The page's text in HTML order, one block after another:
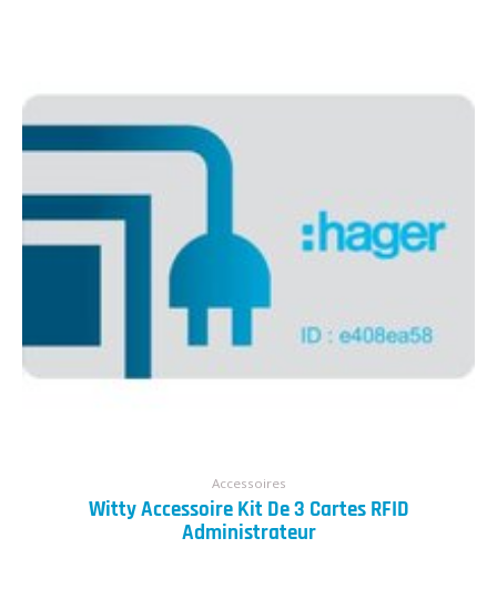
Accessoires
Witty Accessoire Kit De 3 Cartes RFID
Administrateur